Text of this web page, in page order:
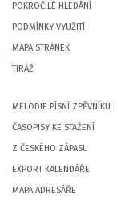
POKROČILÉ HLEDÁNÍ
PODMÍNKY VYUŽITÍ
MAPA STRÁNEK
TIRÁŽ
MELODIE PÍSNÍ ZPĚVNÍKU
ČASOPISY KE STAŽENÍ
Z ČESKÉHO ZÁPASU
EXPORT KALENDÁŘE
MAPA ADRESÁŘE